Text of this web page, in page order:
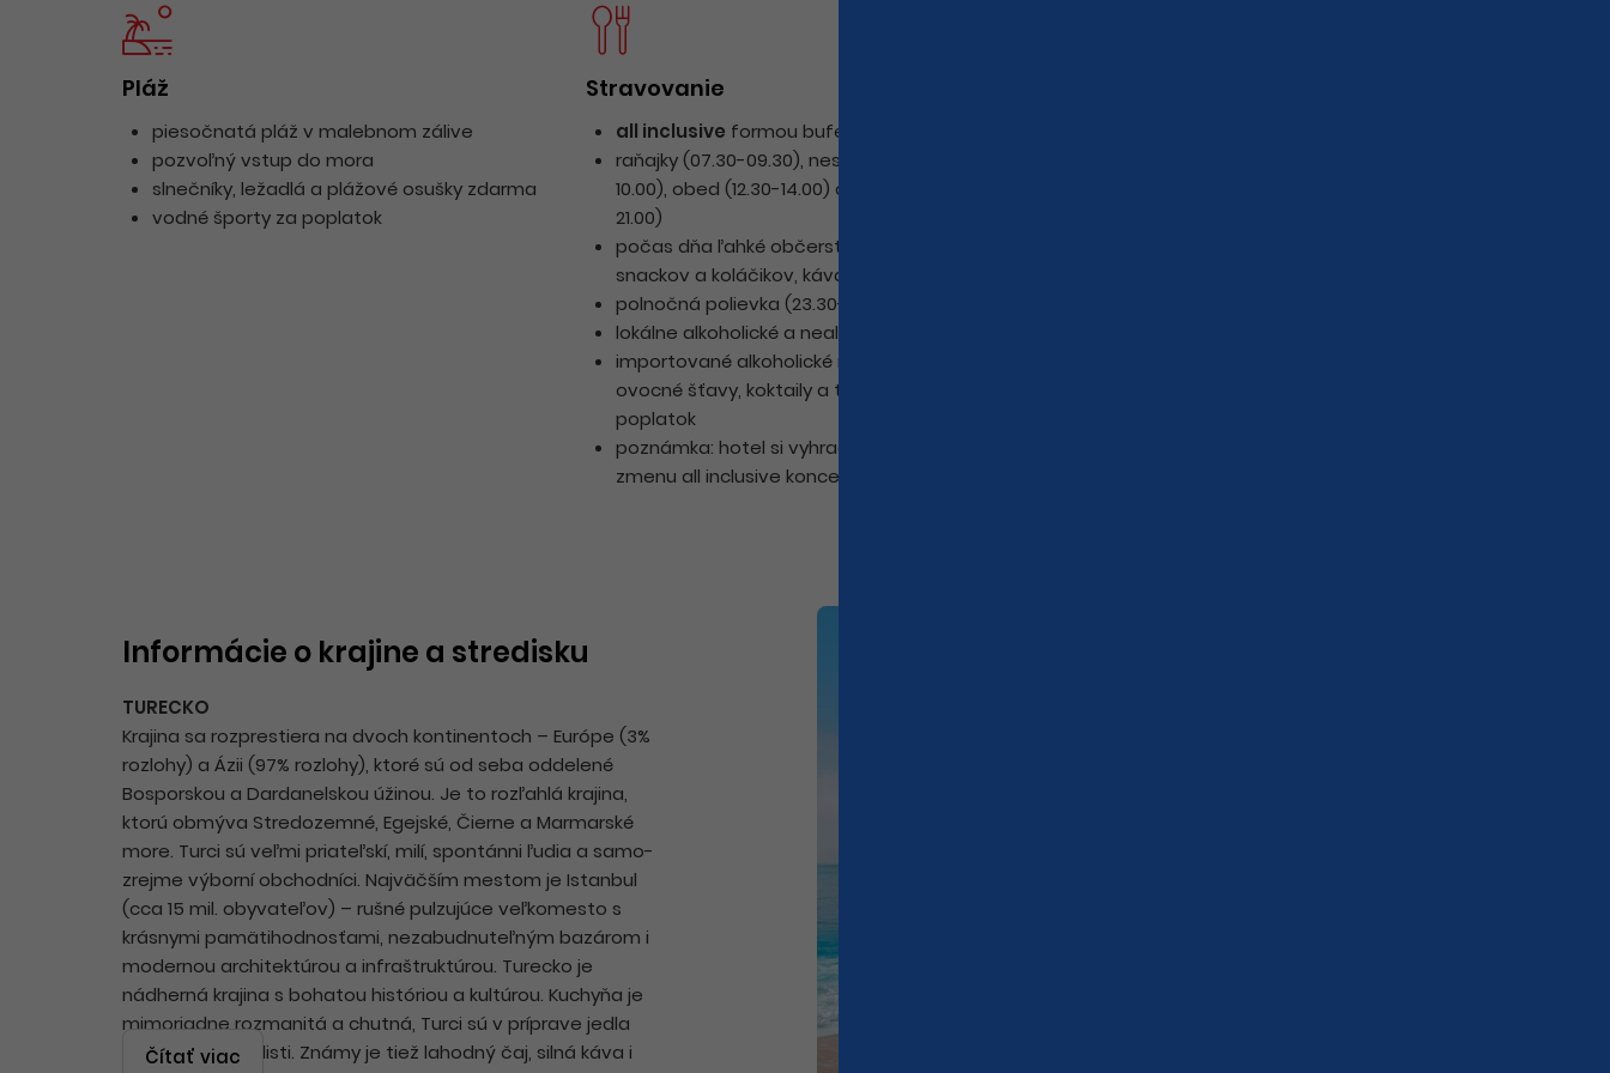
Pláž
piesočnatá pláž v malebnom zálive
pozvoľný vstup do mora
slnečníky, ležadlá a plážové osušky zdarma
vodné športy za poplatok
Stravovanie
all inclusive formou bufetových stolov
raňajky (07.30-09.30), neskoré raňajky (09.30-
10.00), obed (12.30-14.00) a večera (19.00-
21.00)
počas dňa ľahké občerstvenie vo forme
snackov a koláčikov, káva, čaj
polnočná polievka (23.30-24.00)
lokálne alkoholické a nealkoholické nápoje
importované alkoholické nápoje, čerstvé
ovocné šťavy, koktaily a turecká káva za
poplatok
poznámka: hotel si vyhradzuje právo na
zmenu all inclusive konceptu
Informácie o krajine a stredisku
TURECKO
Krajina sa rozprestiera na dvoch kontinentoch – Európe (3%
rozlohy) a Ázii (97% rozlohy), ktoré sú od seba oddelené
Bosporskou a Dardanelskou úžinou. Je to rozľahlá krajina,
ktorú obmýva Stredozemné, Egejské, Čierne a Marmarské
more. Turci sú veľmi priateľskí, milí, spontánni ľudia a samo­
zrejme výborní obchodníci. Najväčším mestom je Istanbul
(cca 15 mil. obyvateľov) – rušné pulzujúce veľkomesto s
krásnymi pamätihodnosťami, nezabudnuteľným bazá­rom i
modernou architektúrou a infraštruktúrou. Turecko je
nádherná krajina s bohatou históriou a kultúrou. Kuchyňa je
mimoriadne rozmanitá a chutná, Turci sú v príprave jedla
skutoční špecialisti. Známy je tiež lahodný čaj, silná káva i
Čítať viac